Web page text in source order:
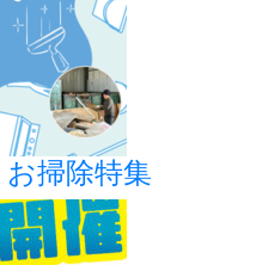
掃除特集